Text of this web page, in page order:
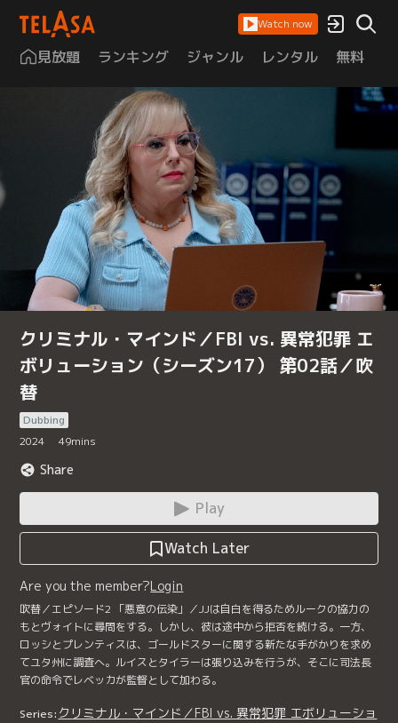
Watch now
見放題 ランキング ジャンル レンタル 無料
クリミナル・マインド／FBI vs. 異常犯罪 エ
ボリューション（シーズン17） 第02話／吹
替
Dubbing
2024
49mins
Share
Play
Watch Later
Are you the member?Login
吹替／エピソード2 「悪意の伝染」／JJは自白を得るためルークの協力の
もとヴォイトに尋問をする。しかし、彼は途中から拒否を続ける。一方、
ロッシとプレンティスは、ゴールドスターに関する新たな手がかりを求め
てユタ州に調査へ。ルイスとタイラーは張り込みを行うが、そこに司法長
官の命令でレベッカが監督として加わる。
Series: クリミナル・マインド／FBI vs. 異常犯罪 エボリューショ